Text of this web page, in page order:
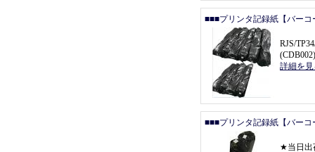
■■■プリンタ記録紙【バー
RJS/
(CDB002)
詳細を
■■■プリンタ記録紙【バー
★当日